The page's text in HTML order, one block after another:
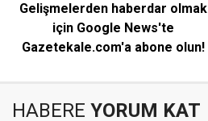
Gelişmelerden haberdar olmak
için Google News'te
Gazetekale.com'a abone olun!
HABERE YORUM KAT